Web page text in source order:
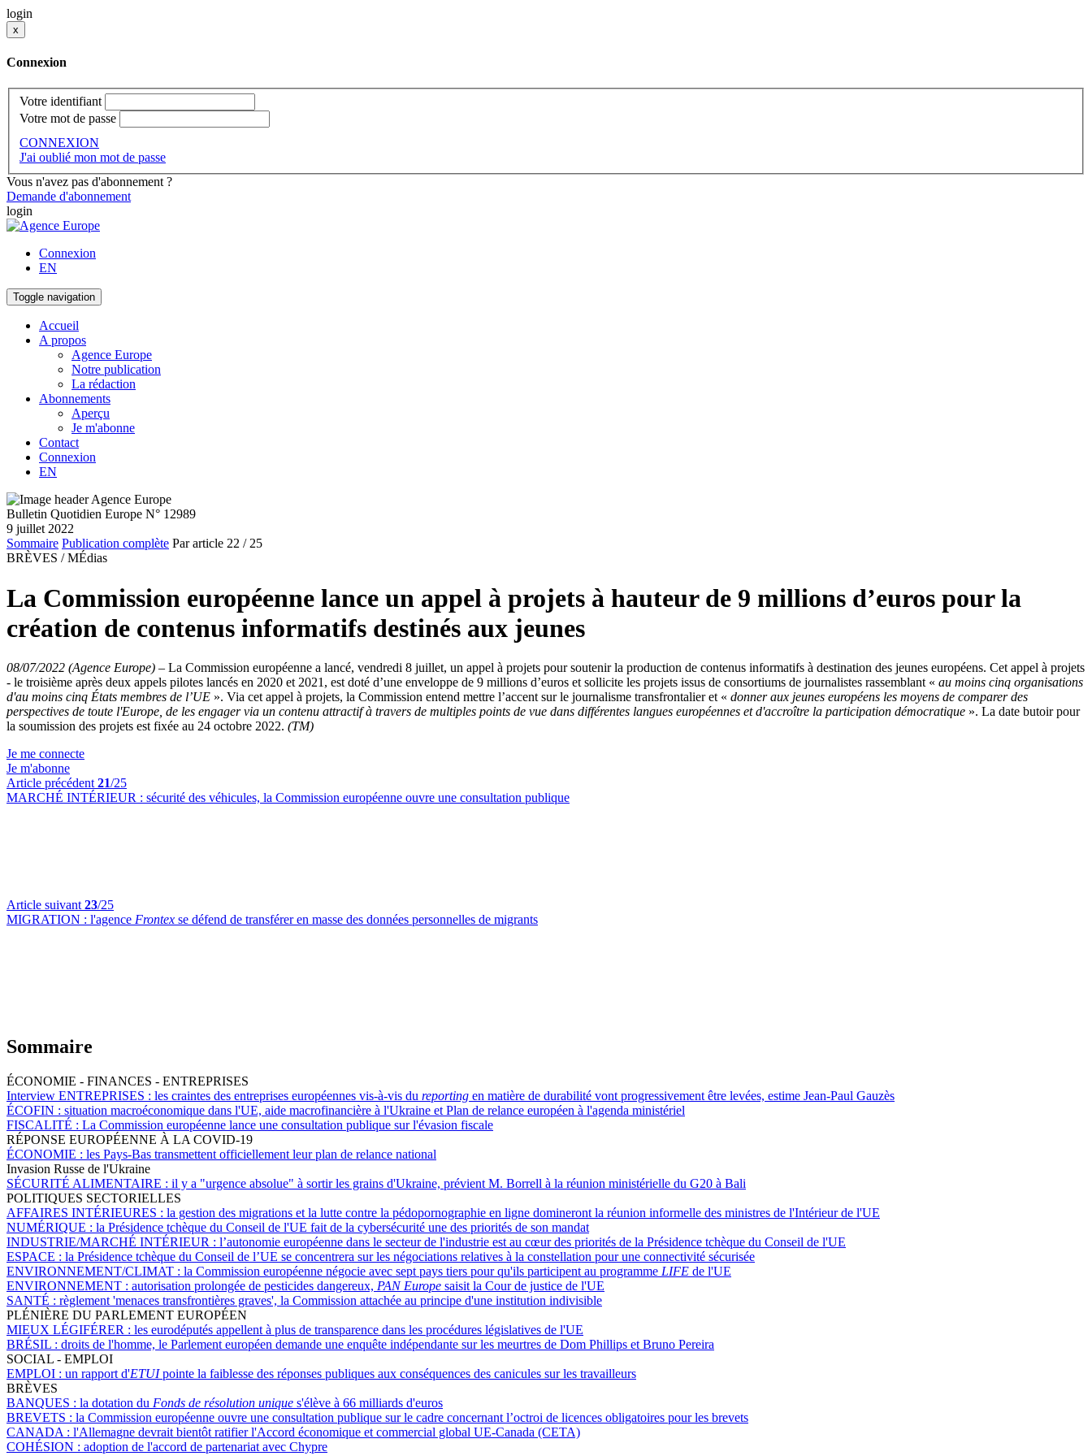
login
x
Connexion
Votre identifiant
Votre mot de passe
CONNEXION
J'ai oublié mon mot de passe
Vous n'avez pas d'abonnement ?
Demande d'abonnement
login
Connexion
EN
Toggle navigation
Accueil
A propos
Agence Europe
Notre publication
La rédaction
Abonnements
Aperçu
Je m'abonne
Contact
Connexion
EN
Bulletin Quotidien Europe N° 12989
9 juillet 2022
Sommaire Publication complète Par article 22 / 25
BRÈVES / MÉdias
La Commission européenne lance un appel à projets à hauteur de 9 millions d’euros pour la
création de contenus informatifs destinés aux jeunes
08/07/2022 (Agence Europe) – La Commission européenne a lancé, vendredi 8 juillet, un appel à projets pour soutenir la production de contenus informatifs à destination des jeunes européens. Cet appel à projets
- le troisième après deux appels pilotes lancés en 2020 et 2021, est doté d’une enveloppe de 9 millions d’euros et sollicite les projets issus de consortiums de journalistes rassemblant « au moins cinq organisations
d'au moins cinq États membres de l’UE ». Via cet appel à projets, la Commission entend mettre l’accent sur le journalisme transfrontalier et « donner aux jeunes européens les moyens de comparer des
perspectives de toute l'Europe, de les engager via un contenu attractif à travers de multiples points de vue dans différentes langues européennes et d'accroître la participation démocratique ». La date butoir pour
la soumission des projets est fixée au 24 octobre 2022. (TM)
Je me connecte
Je m'abonne
Article précédent 21/25
MARCHÉ INTÉRIEUR : sécurité des véhicules, la Commission européenne ouvre une consultation publique
Article suivant 23/25
MIGRATION : l'agence Frontex se défend de transférer en masse des données personnelles de migrants
Sommaire
ÉCONOMIE - FINANCES - ENTREPRISES
Interview ENTREPRISES : les craintes des entreprises européennes vis-à-vis du reporting en matière de durabilité vont progressivement être levées, estime Jean-Paul Gauzès
ÉCOFIN : situation macroéconomique dans l'UE, aide macrofinancière à l'Ukraine et Plan de relance européen à l'agenda ministériel
FISCALITÉ : La Commission européenne lance une consultation publique sur l'évasion fiscale
RÉPONSE EUROPÉENNE À LA COVID-19
ÉCONOMIE : les Pays-Bas transmettent officiellement leur plan de relance national
Invasion Russe de l'Ukraine
SÉCURITÉ ALIMENTAIRE : il y a "urgence absolue" à sortir les grains d'Ukraine, prévient M. Borrell à la réunion ministérielle du G20 à Bali
POLITIQUES SECTORIELLES
AFFAIRES INTÉRIEURES : la gestion des migrations et la lutte contre la pédopornographie en ligne domineront la réunion informelle des ministres de l'Intérieur de l'UE
NUMÉRIQUE : la Présidence tchèque du Conseil de l'UE fait de la cybersécurité une des priorités de son mandat
INDUSTRIE/MARCHÉ INTÉRIEUR : l’autonomie européenne dans le secteur de l'industrie est au cœur des priorités de la Présidence tchèque du Conseil de l'UE
ESPACE : la Présidence tchèque du Conseil de l’UE se concentrera sur les négociations relatives à la constellation pour une connectivité sécurisée
ENVIRONNEMENT/CLIMAT : la Commission européenne négocie avec sept pays tiers pour qu'ils participent au programme LIFE de l'UE
ENVIRONNEMENT : autorisation prolongée de pesticides dangereux, PAN Europe saisit la Cour de justice de l'UE
SANTÉ : règlement 'menaces transfrontières graves', la Commission attachée au principe d'une institution indivisible
PLÉNIÈRE DU PARLEMENT EUROPÉEN
MIEUX LÉGIFÉRER : les eurodéputés appellent à plus de transparence dans les procédures législatives de l'UE
BRÉSIL : droits de l'homme, le Parlement européen demande une enquête indépendante sur les meurtres de Dom Phillips et Bruno Pereira
SOCIAL - EMPLOI
EMPLOI : un rapport d'ETUIpointe la faiblesse des réponses publiques aux conséquences des canicules sur les travailleurs
BRÈVES
BANQUES : la dotation du Fonds de résolution unique s'élève à 66 milliards d'euros
BREVETS : la Commission européenne ouvre une consultation publique sur le cadre concernant l’octroi de licences obligatoires pour les brevets
CANADA : l'Allemagne devrait bientôt ratifier l'Accord économique et commercial global UE-Canada (CETA)
COHÉSION : adoption de l'accord de partenariat avec Chypre